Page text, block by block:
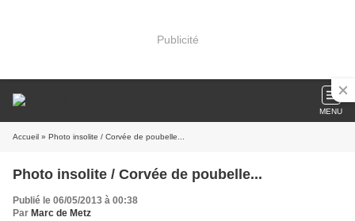
Publicité
MENU
Accueil » Photo insolite / Corvée de poubelle...
Photo insolite / Corvée de poubelle...
Publié le 06/05/2013 à 00:38
Par Marc de Metz